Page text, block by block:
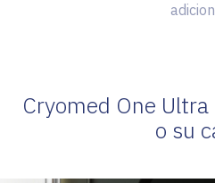
Cryomed One
o su